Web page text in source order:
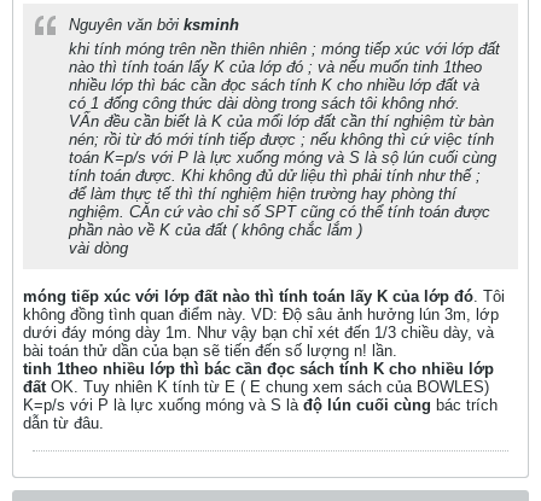
Nguyên văn bởi ksminh
khi tính móng trên nền thiên nhiên ; móng tiếp xúc với lớp đất
nào thì tính toán lấy K của lớp đó ; và nếu muốn tinh 1theo
nhiều lớp thì bác cần đọc sách tính K cho nhiều lớp đất và
có 1 đống công thức dài dòng trong sách tôi không nhớ.
VẤn đều cần biết là K của mổi lớp đất cần thí nghiệm từ bàn
nén; rồi từ đó mới tính tiếp được ; nếu không thì cứ việc tính
toán K=p/s với P là lực xuống móng và S là sộ lún cuối cùng
tính toán được. Khi không đủ dử liệu thì phải tính như thế ;
để làm thực tế thì thí nghiệm hiện trường hay phòng thí
nghiệm. CĂn cứ vào chỉ số SPT cũng có thể tính toán được
phần nào về K của đất ( không chắc lắm )
vài dòng
móng tiếp xúc với lớp đất nào thì tính toán lấy K của lớp đó. Tôi
không đồng tình quan điểm này. VD: Độ sâu ảnh hưởng lún 3m, lớp
dưới đáy móng dày 1m. Như vậy bạn chỉ xét đến 1/3 chiều dày, và
bài toán thử dần của bạn sẽ tiến đến số lượng n! lần.
tinh 1theo nhiều lớp thì bác cần đọc sách tính K cho nhiều lớp
đất OK. Tuy nhiên K tính từ E ( E chung xem sách của BOWLES)
K=p/s với P là lực xuống móng và S là độ lún cuối cùng bác trích
dẫn từ đâu.